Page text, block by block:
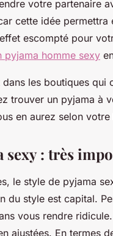
votre partenaire
cette idée
escompté pour
pyjama homme sexy
les boutiques
trouver un pyjama à
en aurez selon votre
sexy : très
le style de pyjama
du style est capital.
vous rendre
ajustées. En termes